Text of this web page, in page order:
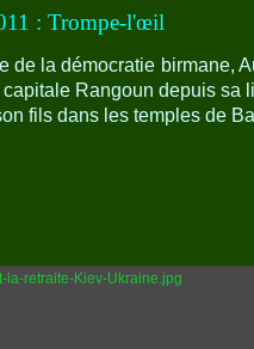
: Trompe-l'œil
de la démocratie birmane,
Rangoun depuis sa
fils dans les temples de